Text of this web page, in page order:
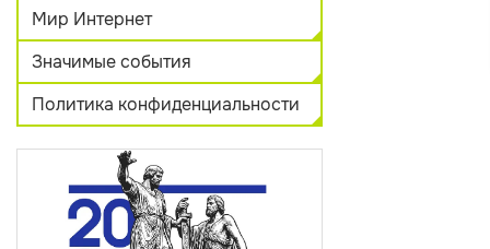
Мир Интернет
Значимые события
Политика конфиденциальности